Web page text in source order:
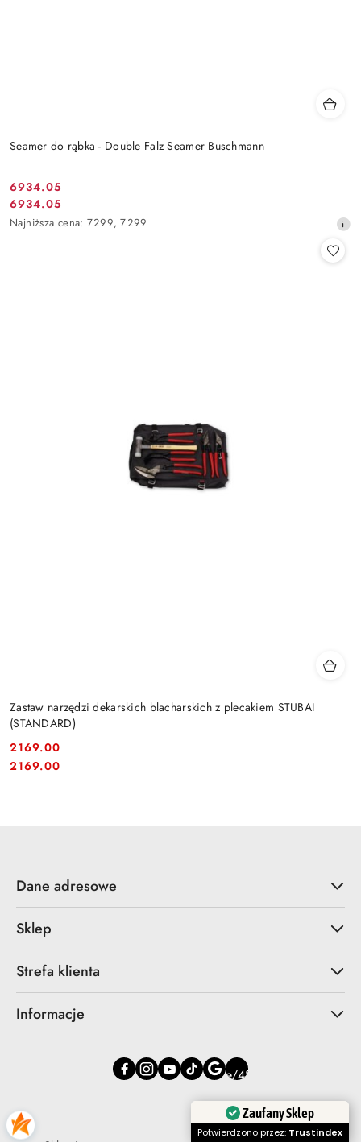
Seamer do rąbka - Double Falz Seamer Buschmann
Cena
promocyjna:
6934.05
Cena
promocyjna:
6934.05
Najniższa
Najniższa cena: 7299, 7299
Zastaw narzędzi dekarskich blacharskich z plecakiem STUBAI
(STANDARD)
Cena:
2169.00
Cena:
2169.00
Dane adresowe
Sklep
Strefa klienta
Informacje
Zaufany Sklep
Potwierdzono przez: Trustindex